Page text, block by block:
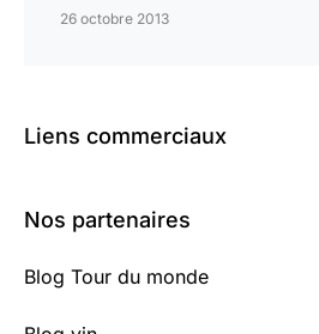
26 octobre 2013
Liens commerciaux
Nos partenaires
Blog Tour du monde